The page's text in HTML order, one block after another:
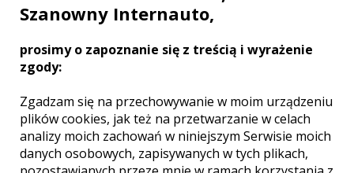
Marek - kamerzysta Pasłęk
3900 zł/ sesja
Szanowny Internauto,
prosimy o zapoznanie się z treścią i wyrażenie
zgody:
Zgadzam się na przechowywanie w moim urządzeniu
plików cookies, jak też na przetwarzanie w celach
analizy moich zachowań w niniejszym Serwisie moich
danych osobowych, zapisywanych w tych plikach,